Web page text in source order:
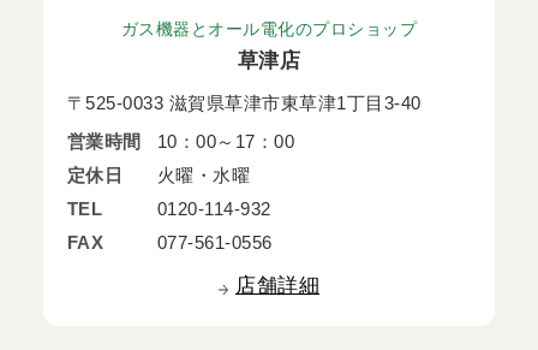
ガス機器とオール電化のプロショップ
草津店
〒525-0033 滋賀県草津市東草津1丁目3-40
営業時間
10：00～17：00
定休日
火曜・水曜
TEL
0120-114-932
FAX
077-561-0556
店舗詳細